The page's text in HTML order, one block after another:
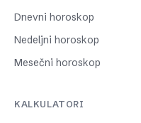
Dnevni horoskop
Nedeljni horoskop
Mesečni horoskop
KALKULATORI